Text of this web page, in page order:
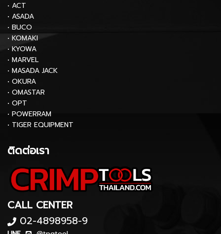
• ACT
• ASADA
• BUCO
• KOMAKI
• KYOWA
• MARVEL
• MASADA JACK
• OKURA
• OMASTAR
• OPT
• POWERRAM
• TIGER EQUIPMENT
ติดต่อเรา
CALL CENTER
02-4898958-9